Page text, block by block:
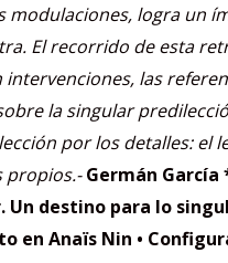
modulaciones, logra un
El recorrido de esta
las
la singular
por los detalles: el
propios.- Germán García
Un destino para lo
en Anaïs Nin •